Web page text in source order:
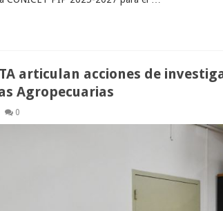
articulan acciones de
Agropecuarias
0